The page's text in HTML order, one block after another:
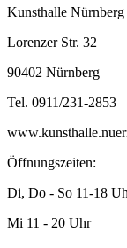
Kunsthalle
Lorenzer Str. 32
90402 Nürnberg
Tel. 0911/231-2853
Öffnungszeiten:
Di, Do - So 11-18
Mi 11 - 20 Uhr